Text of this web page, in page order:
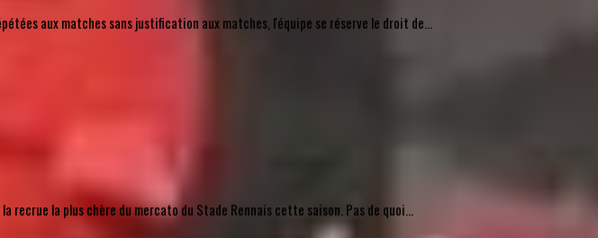
aux matches sans justification aux matches, l'équipe se réserve le droit de...
recrue la plus chère du mercato du Stade Rennais cette saison. Pas de quoi...